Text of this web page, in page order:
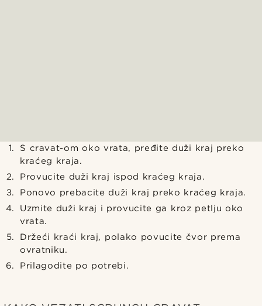
S cravat-om oko vrata, pređite duži kraj preko
kraćeg kraja.
Provucite duži kraj ispod kraćeg kraja.
Ponovo prebacite duži kraj preko kraćeg kraja.
Uzmite duži kraj i provucite ga kroz petlju oko
vrata.
Držeći kraći kraj, polako povucite čvor prema
ovratniku.
Prilagodite po potrebi.